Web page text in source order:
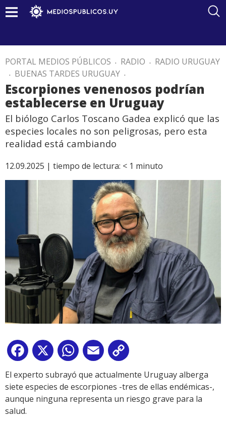
PORTAL MEDIOS PÚBLICOS . RADIO . RADIO URUGUAY
. BUENAS TARDES URUGUAY .
Escorpiones venenosos podrían
establecerse en Uruguay
El biólogo Carlos Toscano Gadea explicó que las
especies locales no son peligrosas, pero esta
realidad está cambiando
12.09.2025 | tiempo de lectura: < 1 minuto
Facebook
X WhatsApp
Email
Link
El experto subrayó que actualmente Uruguay alberga
siete especies de escorpiones -tres de ellas endémicas-,
aunque ninguna representa un riesgo grave para la
salud.